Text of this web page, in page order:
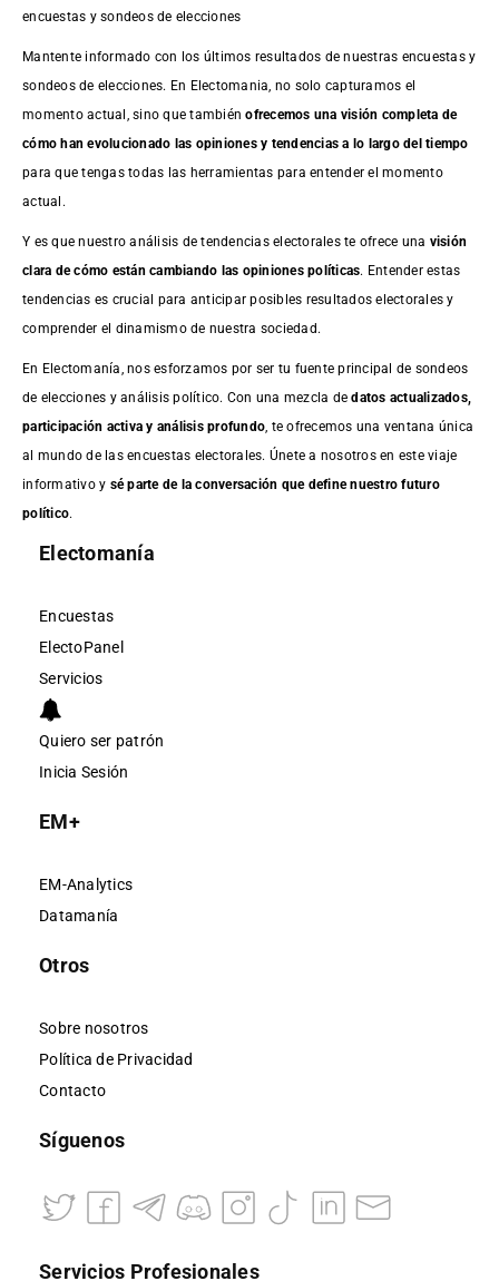
encuestas y sondeos de elecciones
Mantente informado con los últimos resultados de nuestras encuestasy
sondeos de elecciones. En Electomania, no solo capturamos el
momento actual, sino que tambiénofrecemos una visión completa de
cómo han evolucionado las opiniones y tendencias a lo largo del tiempo
para que tengas todas las herramientas para entender el momento
actual.
Y es que nuestro análisis de tendencias electorales te ofrece una visión
clara de cómo están cambiando las opiniones políticas. Entender estas
tendencias es crucial para anticipar posibles resultados electorales y
comprender el dinamismo de nuestra sociedad.
En Electomanía, nos esforzamos por ser tu fuente principal de sondeos
de elecciones y análisis político. Con una mezcla dedatos actualizados,
participación activa y análisis profundo , te ofrecemos una ventana única
al mundo de las encuestas electorales. Únete a nosotros en este viaje
informativo y sé parte de la conversación que define nuestro futuro
político.
Electomanía
Encuestas
ElectoPanel
Servicios
Quiero ser patrón
Inicia Sesión
EM+
EM-Analytics
Datamanía
Otros
Sobre nosotros
Política de Privacidad
Contacto
Síguenos
Servicios Profesionales